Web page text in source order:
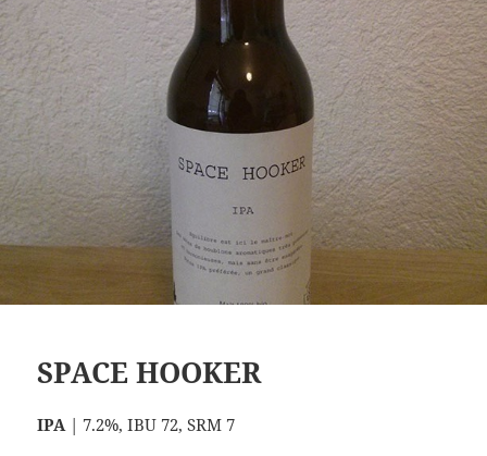
SPACE HOOKER
IPA | 7.2%, IBU 72, SRM 7